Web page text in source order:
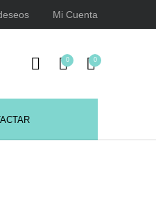
Mi Cuenta
0 0